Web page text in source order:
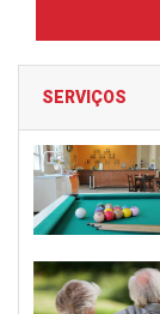
SERVIÇOS